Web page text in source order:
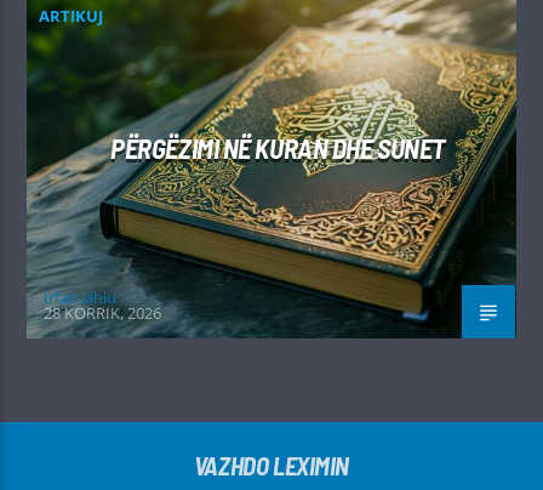
ARTIKUJ
PËRGËZIMI NË KURAN DHE SUNET
Irfan Jahiu
28 KORRIK, 2026
VAZHDO LEXIMIN